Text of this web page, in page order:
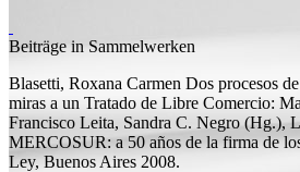
Beiträge in Sammelwerken
Blasetti, Roxana Carmen Dos procesos
miras a un Tratado de Libre Comercio:
Francisco Leita, Sandra C. Negro (Hg.),
MERCOSUR: a 50 años de la firma de
Ley, Buenos Aires 2008.